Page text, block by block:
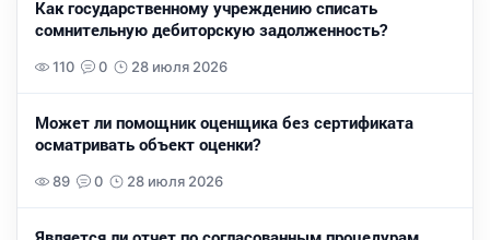
Как государственному учреждению списать
сомнительную дебиторскую задолженность?
110 0 28 июля 2026
Может ли помощник оценщика без сертификата
осматривать объект оценки?
89 0 28 июля 2026